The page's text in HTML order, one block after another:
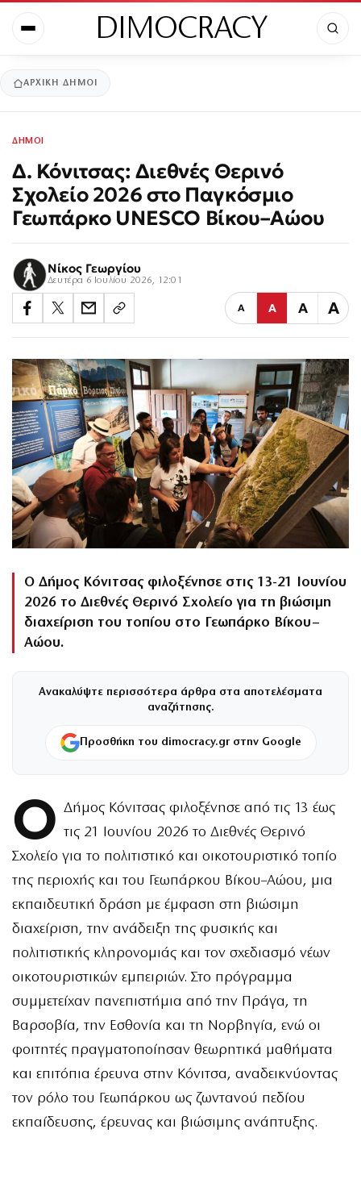
DIMOCRACY
ΑΡΧΙΚΉ ΔΗΜΟΙ
ΔΗΜΟΙ
Δ. Κόνιτσας: Διεθνές Θερινό
Σχολείο 2026 στο Παγκόσμιο
Γεωπάρκο UNESCO Βίκου–Αώου
Νίκος Γεωργίου
Δευτέρα 6 Ιουλίου 2026, 12:01
Α Α Α Α
Ο Δήμος Κόνιτσας φιλοξένησε στις 13-21 Ιουνίου
2026 το Διεθνές Θερινό Σχολείο για τη βιώσιμη
διαχείριση του τοπίου στο Γεωπάρκο Βίκου–
Αώου.
Ανακαλύψτε περισσότερα άρθρα στα αποτελέσματα
αναζήτησης.
Προσθήκη του dimocracy.gr στην Google
Ο Δήμος Κόνιτσας φιλοξένησε από τις 13 έως
τις 21 Ιουνίου 2026 το Διεθνές Θερινό
Σχολείο για το πολιτιστικό και οικοτουριστικό τοπίο
της περιοχής και του Γεωπάρκου Βίκου–Αώου, μια
εκπαιδευτική δράση με έμφαση στη βιώσιμη
διαχείριση, την ανάδειξη της φυσικής και
πολιτιστικής κληρονομιάς και τον σχεδιασμό νέων
οικοτουριστικών εμπειριών. Στο πρόγραμμα
συμμετείχαν πανεπιστήμια από την Πράγα, τη
Βαρσοβία, την Εσθονία και τη Νορβηγία, ενώ οι
φοιτητές πραγματοποίησαν θεωρητικά μαθήματα
και επιτόπια έρευνα στην Κόνιτσα, αναδεικνύοντας
τον ρόλο του Γεωπάρκου ως ζωντανού πεδίου
εκπαίδευσης, έρευνας και βιώσιμης ανάπτυξης.